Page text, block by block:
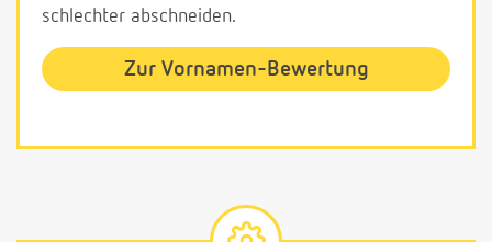
schlechter abschneiden.
Zur Vornamen-Bewertung